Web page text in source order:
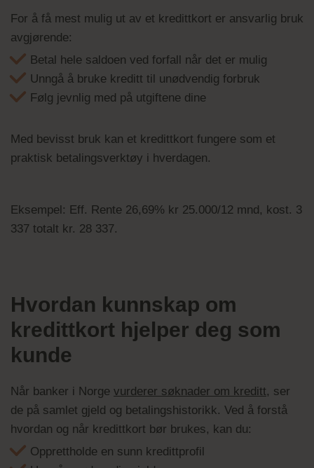
For å få mest mulig ut av et kredittkort er ansvarlig bruk
avgjørende:
Betal hele saldoen ved forfall når det er mulig
Unngå å bruke kreditt til unødvendig forbruk
Følg jevnlig med på utgiftene dine
Med bevisst bruk kan et kredittkort fungere som et
praktisk betalingsverktøy i hverdagen.
Eksempel: Eff. Rente 26,69% kr 25.000/12 mnd, kost. 3
337 totalt kr. 28 337.
Hvordan kunnskap om
kredittkort hjelper deg som
kunde
Når banker i Norge vurderer søknader om kreditt, ser
de på samlet gjeld og betalingshistorikk. Ved å forstå
hvordan og når kredittkort bør brukes, kan du:
Opprettholde en sunn kredittprofil